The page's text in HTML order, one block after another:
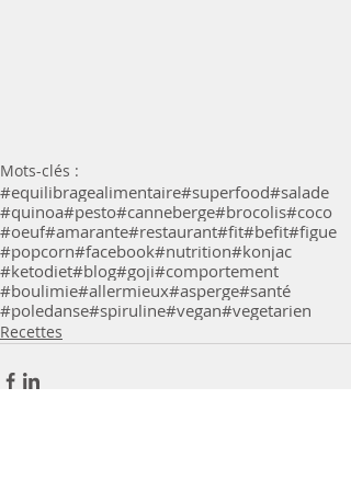
Mots-clés :
#equilibragealimentaire#superfood#salade
#quinoa#pesto#canneberge#brocolis#coco
#oeuf#amarante#restaurant#fit#befit#figue
#popcorn#facebook#nutrition#konjac
#ketodiet#blog#goji#comportement
#boulimie#allermieux#asperge#santé
#poledanse#spiruline#vegan#vegetarien
Recettes